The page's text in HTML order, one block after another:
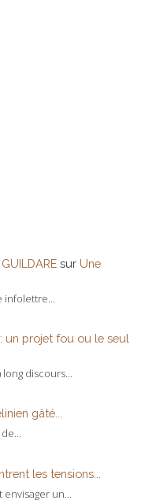
sur Une
infolettre...
un projet fou ou le seul
discours...
gâté...
les tensions...
un...